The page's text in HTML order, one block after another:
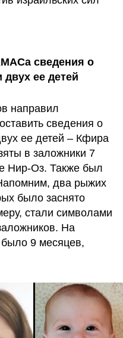
сведения о
ее детей
направил
сведения о
ее детей – Кфира
в заложники 7
Нир-Оз. Также был
два рыжих
было заснято
стали символами
На
9 месяцев,